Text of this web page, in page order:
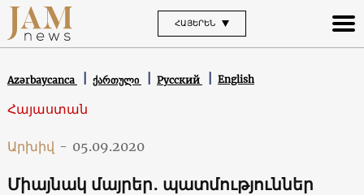
ՀԱՅԵՐԵՆ
Azərbaycanca ქართული Русский English
Հայաստան
Արխիվ - 05.09.2020
Միայնակ մայրեր․ պատմություններ